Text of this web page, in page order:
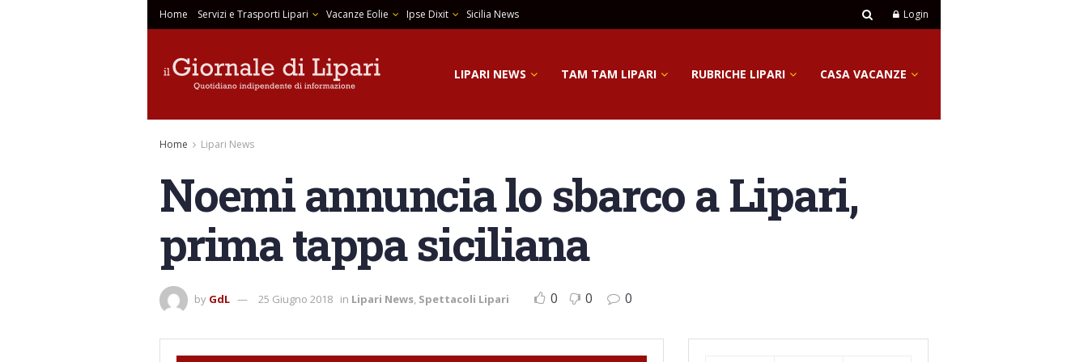
Home Servizi e Trasporti Lipari Vacanze Eolie Ipse Dixit Sicilia News Login
LIPARI NEWS TAM TAM LIPARI RUBRICHE LIPARI CASA VACANZE
Home Lipari News
Noemi annuncia lo sbarco a Lipari,
prima tappa siciliana
by GdL 25 Giugno 2018 in Lipari News, Spettacoli Lipari 0 0 0